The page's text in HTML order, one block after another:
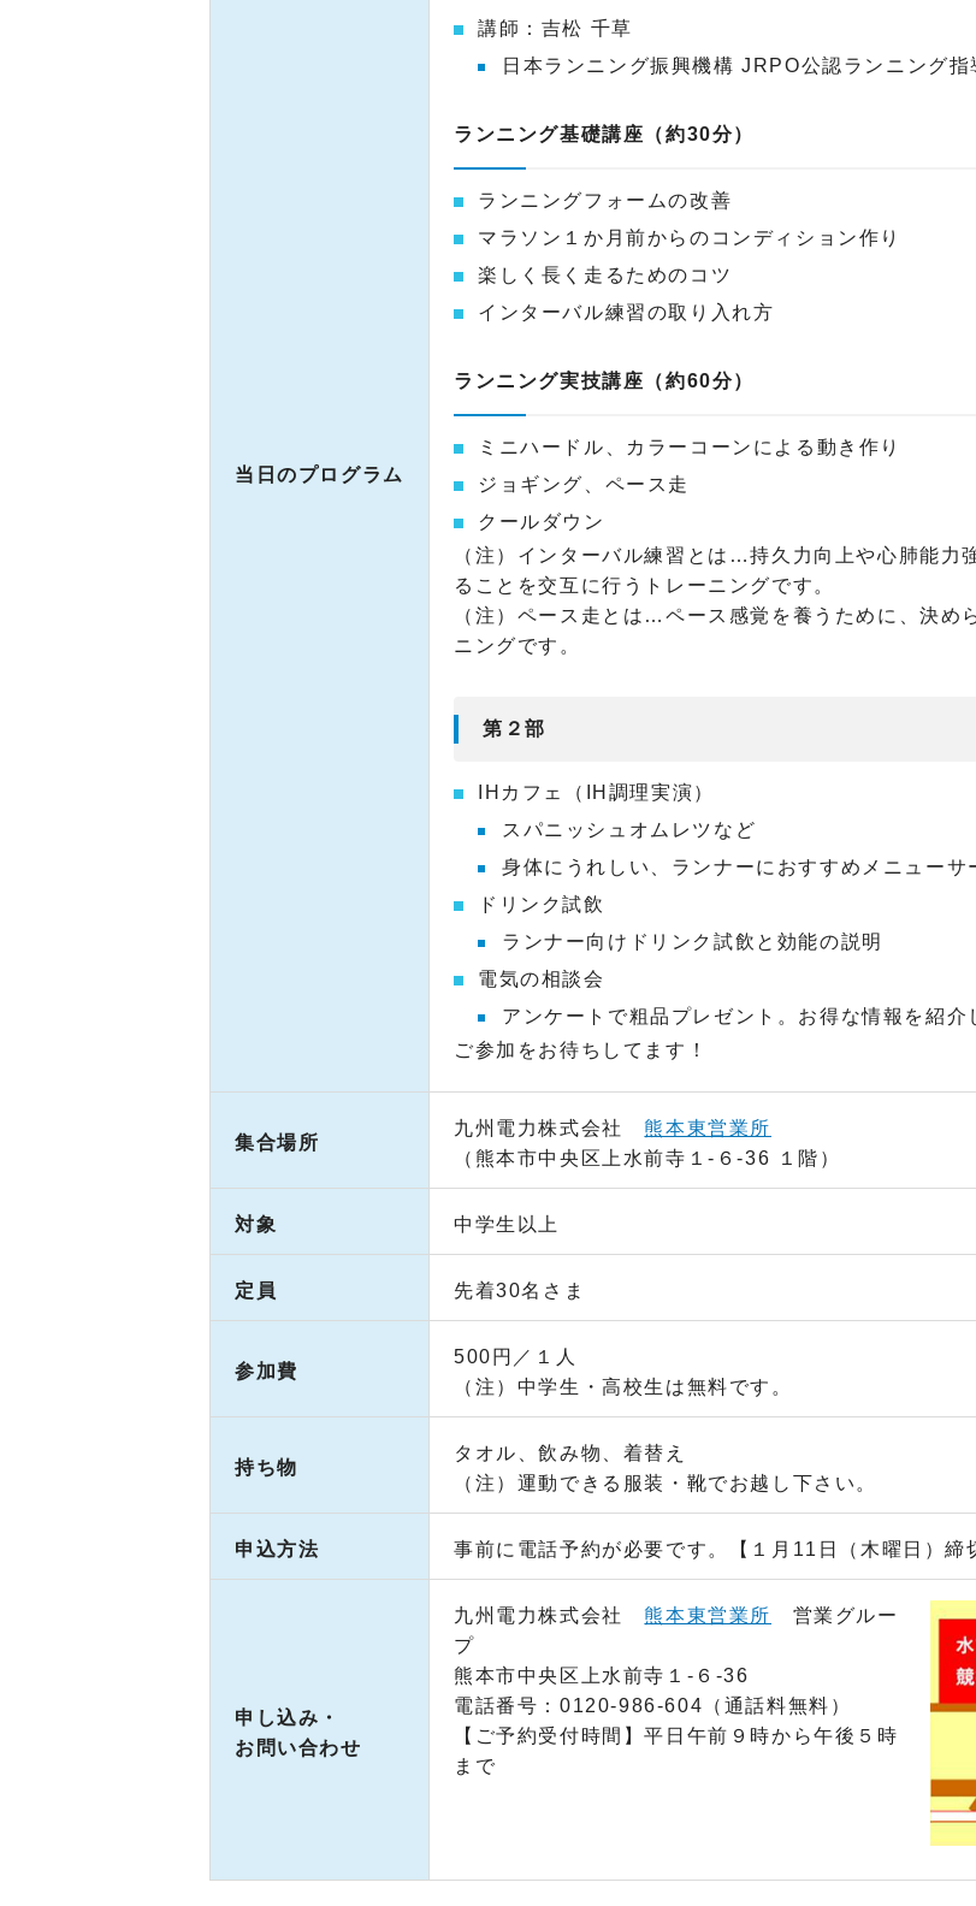
当日のプログラム
講師：吉松 千草
日本ランニング振興機構 JRPO公認ランニング指
ランニング基礎講座（約30分）
ランニングフォームの改善
マラソン１か月前からのコンディション作り
楽しく⾧く走るためのコツ
インターバル練習の取り入れ方
ランニング実技講座（約60分）
ミニハードル、カラーコーンによる動き作り
ジョギング、ペース走
クールダウン
（注）インターバル練習とは…持久力向上や心肺能力
ることを交互に行うトレーニングです。
（注）ペース走とは…ペース感覚を養うために、決め
ニングです。
第２部
IHカフェ（IH調理実演）
スパニッシュオムレツなど
身体にうれしい、ランナーにおすすめメニューサ
ドリンク試飲
ランナー向けドリンク試飲と効能の説明
電気の相談会
アンケートで粗品プレゼント。お得な情報を紹介
ご参加をお待ちしてます！
集合場所
九州電力株式会社熊本東営業所
（熊本市中央区上水前寺１-６-36 １階）
対象 中学生以上
定員 先着30名さま
参加費
500円／１人
（注）中学生・高校生は無料です。
持ち物
タオル、飲み物、着替え
（注）運動できる服装・靴でお越し下さい。
申込方法 事前に電話予約が必要です。【１月11日（木曜日）締
申し込み・
お問い合わせ
九州電力株式会社熊本東営業所
営業グルー
プ
熊本市中央区上水前寺１-６-36
電話番号：0120-986-604（通話料無料）
【ご予約受付時間】平日午前９時から午後５時
まで